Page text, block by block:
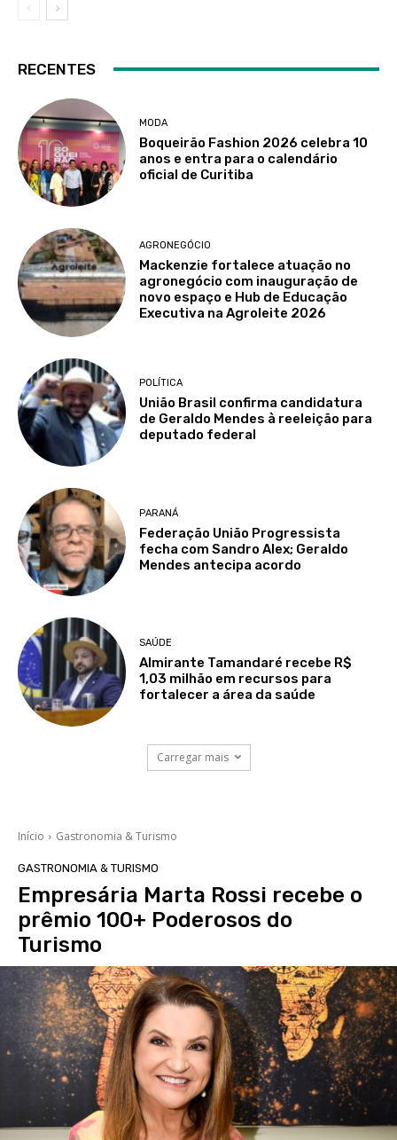
RECENTES
MODA
Boqueirão Fashion 2026 celebra 10
anos e entra para o calendário
oficial de Curitiba
AGRONEGÓCIO
Mackenzie fortalece atuação no
agronegócio com inauguração de
novo espaço e Hub de Educação
Executiva na Agroleite 2026
POLÍTICA
União Brasil confirma candidatura
de Geraldo Mendes à reeleição para
deputado federal
PARANÁ
Federação União Progressista
fecha com Sandro Alex; Geraldo
Mendes antecipa acordo
SAÚDE
Almirante Tamandaré recebe R$
1,03 milhão em recursos para
fortalecer a área da saúde
Carregar mais